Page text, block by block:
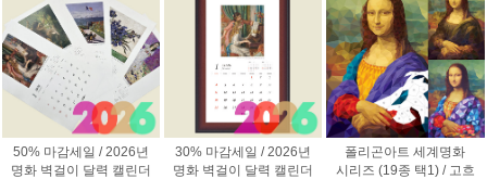
50% 마감세일 / 2026년
명화 벽걸이 달력 캘린더
30% 마감세일 / 2026년
명화 벽걸이 달력 캘린더
폴리곤아트 세계명화
시리즈 (19종 택1) / 고흐